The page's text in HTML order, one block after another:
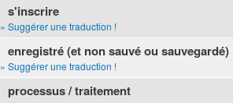
s'inscrire
» Suggérer une traduction !
enregistré (et non sauvé ou sauvegardé)
» Suggérer une traduction !
processus / traitement